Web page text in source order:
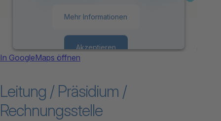
Mehr Informationen
Akzeptieren
Management Platform
In GoogleMaps öffnen
Leitung / Präsidium /
Rechnungsstelle